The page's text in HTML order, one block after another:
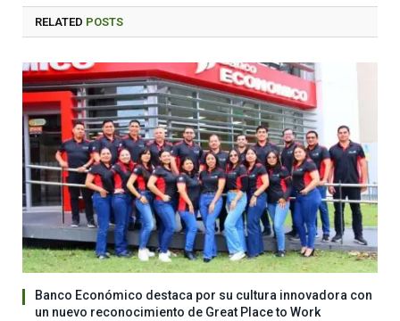
RELATED POSTS
Banco Económico destaca por su cultura innovadora con
un nuevo reconocimiento de Great Place to Work